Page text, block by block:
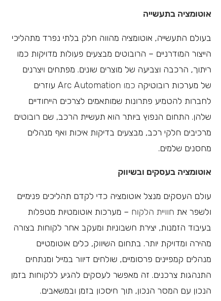
אוטומציה בתעשייה
בעולם התעשייה, אוטומציה מהווה חלק בלתי נפרד מתהליכי
הייצור המודרניים – הרובוטים מבצעים פעולות מדויקות כמו
ריתוך, הרכבה וצביעה של מוצרים שונים. מפתחים ויצרנים
של מערכות רובוטיקה כמו Arc Automation
עוזרים
לחברות להטמיע פתרונות שמותאמים לצרכים הייחודיים
שלהן. התחום הנפוץ ביותר הוא תעשיית הרכב, שם רובוטים
מרכיבים חלקי רכב, מבצעים בדיקות איכות ואף מנהלים
מחסנים שלמים.
אוטומציה בעסקים ובשיווק
עולם העסקים מנצל אוטומציה כדי לקדם תהליכים פנימיים
ולשפר את חוויית הלקוח – מערכות אוטומטיות מטפלות
בעיבוד הזמנות, יצירת חשבוניות ומעקב אחר לקוחות בצורה
מהירה ומדויקת יותר. בתחום השיווק, כלים אוטומטיים
מנהלים קמפיינים פרסומיים, שולחים דיוור במייל ומנתחים
התנהגות צרכנים. זה מאפשר לעסקים להגיע ללקוחות בזמן
הנכון עם המסר הנכון, תוך חיסכון בזמן ובמשאבים.